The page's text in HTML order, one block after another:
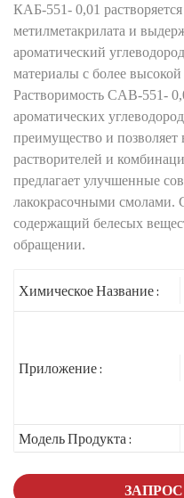
КАБ-551- 0,01
метилметакрилата и
ароматический
материалы с более высокой
Растворимость CAB-551-
ароматических
преимущество и позволяет
растворителей и
предлагает улучшенные
лакокрасочными смолами.
содержащий белесых
обращении.
Химическое Название :
Приложение :
Модель Продукта :